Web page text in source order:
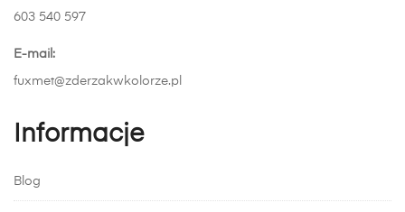
603 540 597
E-mail:
fuxmet@zderzakwkolorze.pl
Informacje
Blog